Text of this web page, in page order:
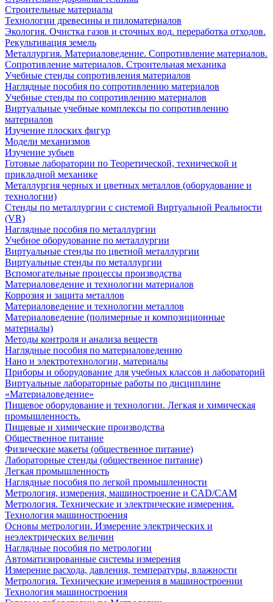
Строительные материалы
Технологии древесины и пиломатериалов
Экология. Очистка газов и сточных вод. переработка отходов.
Рекультивация земель
Металлургия. Материаловедение. Сопротивление материалов.
Сопротивление материалов. Строительная механика
Учебные стенды сопротивления материалов
Наглядные пособия по сопротивлению материалов
Учебные стенды по сопротивлению материалов
Виртуальные учебные комплексы по сопротивлению
материалов
Изучение плоских фигур
Модели механизмов
Изучение зубьев
Готовые лаборатории по Теоретической, технической и
прикладной механике
Металлургия черных и цветных металлов (оборудование и
технологии)
Cтенды по металлургии с системой Виртуальной Реальности
(VR)
Наглядные пособия по металлургии
Учебное оборудование по металлургии
Виртуальные стенды по цветной металлургии
Виртуальные стенды по металлургии
Вспомогательные процессы производства
Материаловедение и технологии материалов
Коррозия и защита металлов
Материаловедение и технологии металлов
Материаловедение (полимерные и композиционные
материалы)
Методы контроля и анализа веществ
Наглядные пособия по материаловедению
Нано и электротехнологии, материалы
Приборы и оборудование для учебных классов и лабораторий
Виртуальные лабораторные работы по дисциплине
«Материаловедение»
Пищевое оборудование и технологии. Легкая и химическая
промышленность.
Пищевые и химические производства
Общественное питание
Физические макеты (общественное питание)
Лабораторные стенды (общественное питание)
Легкая промышленность
Наглядные пособия по легкой промышленности
Метрология, измерения, машиностроение и CAD/CAM
Метрология. Технические и электрические измерения.
Технология машиностроения
Основы метрологии. Измерение электрических и
неэлектрических величин
Наглядные пособия по метрологии
Автоматизированные системы измерения
Измерение расхода, давления, температуры, влажности
Метрология. Технические измерения в машиностроении
Технология машиностроения